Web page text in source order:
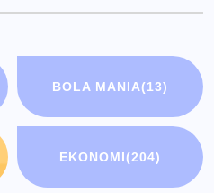
BOLA MANIA(13)
EKONOMI(204)